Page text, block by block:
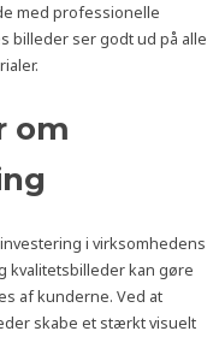
med professionelle
billeder ser godt ud på alle
om
i virksomhedens
kvalitetsbilleder kan gøre
af kunderne. Ved at
skabe et stærkt visuelt